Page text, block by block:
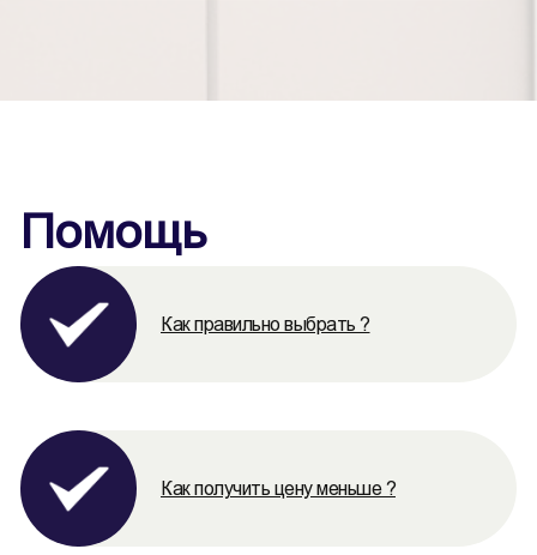
Помощь
Как правильно выбрать ?
Как получить цену меньше ?